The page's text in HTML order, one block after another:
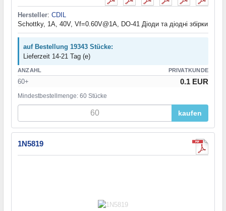
Hersteller: CDIL
Schottky, 1A, 40V, Vf=0.60V@1A, DO-41 Діоди та діодні збірки
auf Bestellung 19343 Stücke:
Lieferzeit 14-21 Tag (e)
ANZAHL PRIVATKUNDE
60+ 0.1 EUR
Mindestbestellmenge: 60 Stücke
kaufen
1N5819